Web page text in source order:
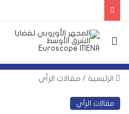
بحث
الرئيسية / مقالات الرأي
مقالات الرأي